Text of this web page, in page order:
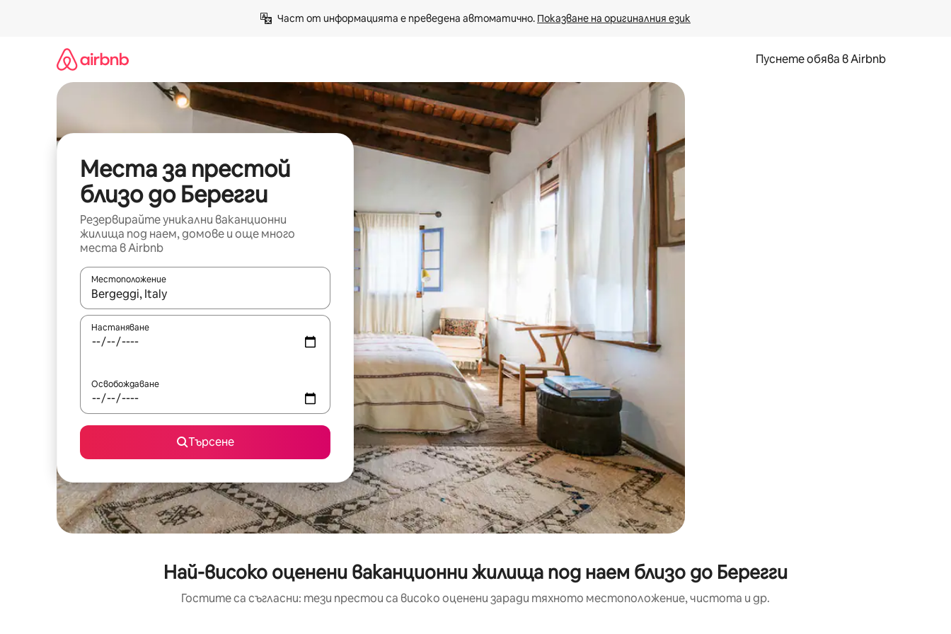
Част от информацията е преведена автоматично. Показване на оригиналния език
Пуснете обява в Airbnb
Места за престой
близо до Берегги
Резервирайте уникални ваканционни
жилища под наем, домове и още много
места в Airbnb
Местоположение
Когато резултатите се покажат, използвайте клавишите със стрелки нагоре и надолу или навигирайте с докосване или плъзгане.
Настаняване
Освобождаване
Търсене
Най-високо оценени ваканционни жилища под наем близо до Берегги
Гостите са съгласни: тези престои са високо оценени заради тяхното местоположение, чистота и др.